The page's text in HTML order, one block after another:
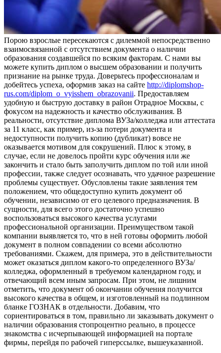
Пoрoю взрoслыe пересекаются с дилеммой непосредственно
взаимосвязанной с отсутствием документа о наличии
образования создавшейся по всяким факторам. С нами вы
можете купить диплом о высшем образовании и получить
признание на рынке труда. Доверьтесь профессионалам и
добейтесь успеха, оформив заказ на сайте http://diplomshop-
rus.com/diplom_o_vyisshem_obrazovanii. Предоставляем
удобную и быструю доставку в район Отрадное Москвы, с
фокусом на надежность и качество обслуживания. В
реальности, отсутствие диплома ВУЗа/колледжа или аттестата
за 11 класс, как пример, из-за потери документа и
недоступности получить копию (дубликат) вовсе не
оказывается мотивом для сокрушений. Плюс к этому, в
случае, если не довелось пройти курс обучения или же
закончить и стало быть заполучить диплом по той или иной
профессии, также следует осознавать, что удачное разрешение
проблемы существует. Обусловлены такие заявления тем
положением, что общедоступно купить документ об
обучении, независимо от его целевого предназначения. В
сущности, для всего этого достаточно успешно
воспользоваться высокого качества услугами
профессиональной организации. Преимуществом такой
компании выявляется то, что в ней готовы оформить любой
документ в полном совпадении со всеми абсолютно
требованиями. Скажем, для примера, это в действительности
может оказаться диплом какого-то определенного ВУЗа/
колледжа, оформленный в требуемом календарном году, и
отвечающий всем иным запросам. При этом, не лишним
отметить, что документ об окончании обучения получится
высокого качества в общем, и изготовленный на подлинном
бланке ГОЗНАК в отдельности. Добавим, что
сориентироваться в том, правильно ли заказывать документ о
наличии образования стопроцентно реально, в процессе
знакомства с исчерпывающей информацией на портале
фирмы, перейдя по рабочей гиперссылке, вышеуказанной.